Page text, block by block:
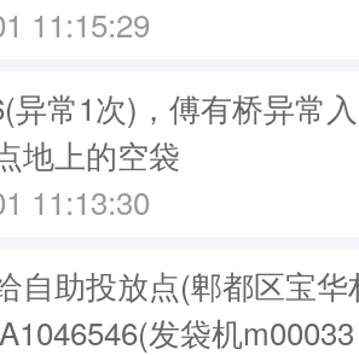
11:15:29
异常1次)，傅有桥异常
地上的空袋
11:13:30
自助投放点(郫都区宝
发袋机